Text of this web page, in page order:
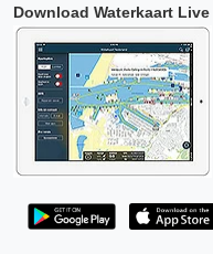
Download Waterkaart Live